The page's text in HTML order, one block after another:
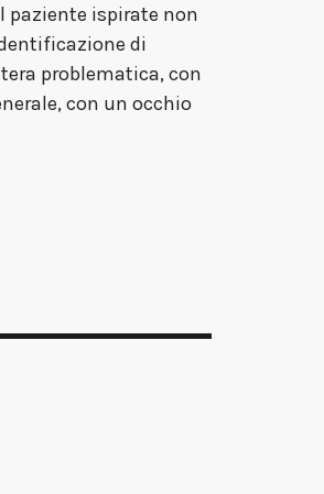
ispirate non
di
problematica, con
con un occhio